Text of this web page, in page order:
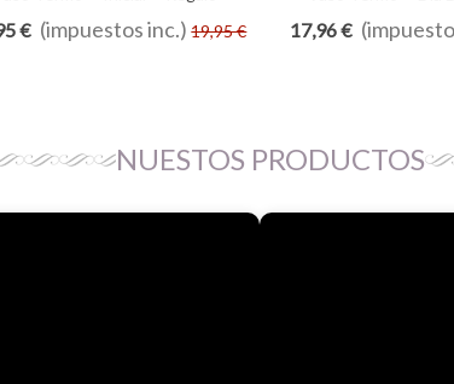
Especial - Único
€ (impuestos inc.) 19,95 €
Regalo
17,96 €
NUESTOS PRODUCTOS